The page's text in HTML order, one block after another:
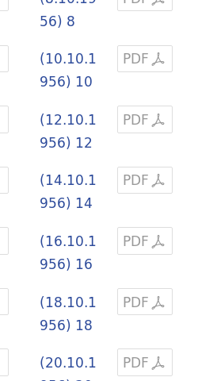
56) 8
PDF
(10.10.1
956) 10
PDF
(12.10.1
956) 12
PDF
(14.10.1
956) 14
PDF
(16.10.1
956) 16
PDF
(18.10.1
956) 18
PDF
(20.10.1